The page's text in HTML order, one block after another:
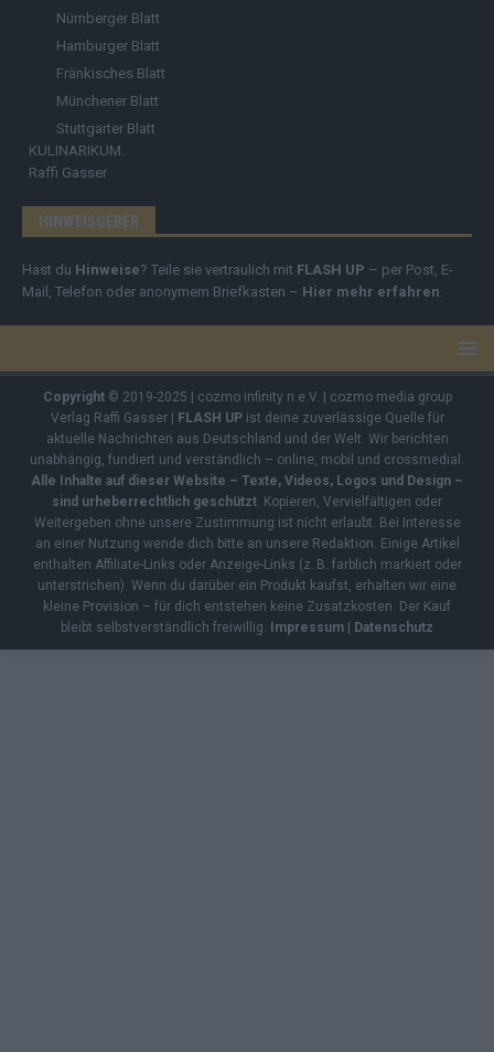
Nürnberger Blatt
Hamburger Blatt
Fränkisches Blatt
Münchener Blatt
Stuttgarter Blatt
KULINARIKUM.
Raffi Gasser
HINWEISGEBER
Hast du Hinweise? Teile sie vertraulich mit FLASH UP – per Post, E-
Mail, Telefon oder anonymem Briefkasten – Hier mehr erfahren
Copyright© 2019-2025 | cozmo infinity n.e.V. | cozmo media group
Verlag Raffi Gasser | FLASH UPist deine zuverlässige Quelle für
aktuelle Nachrichten aus Deutschland und der Welt. Wir berichten
unabhängig, fundiert und verständlich – online, mobil und crossmedial.
Alle Inhalte auf dieser Website – Texte, Videos, Logos und Design –
sind urheberrechtlich geschützt . Kopieren, Vervielfältigen oder
Weitergeben ohne unsere Zustimmung ist nicht erlaubt. Bei Interesse
an einer Nutzung wende dich bitte an unsere Redaktion. Einige Artikel
enthalten Affiliate-Links oder Anzeige-Links (z. B. farblich markiert oder
unterstrichen). Wenn du darüber ein Produkt kaufst, erhalten wir eine
kleine Provision – für dich entstehen keine Zusatzkosten. Der Kauf
bleibt selbstverständlich freiwillig. Impressum | Datenschutz